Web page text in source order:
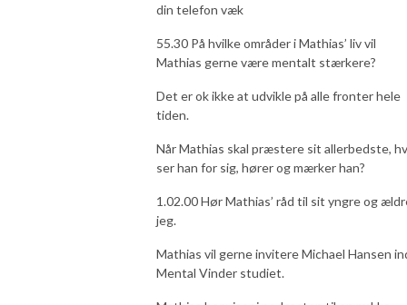
din telefon væk
55.30 På hvilke områder i Mathias’ liv vil
Mathias gerne være mentalt stærkere?
Det er ok ikke at udvikle på alle fronter hele
tiden.
Når Mathias skal præstere sit allerbedste,
ser han for sig, hører og mærker han?
1.02.00 Hør Mathias’ råd til sit yngre og
jeg.
Mathias vil gerne invitere Michael Hansen
Mental Vinder studiet.